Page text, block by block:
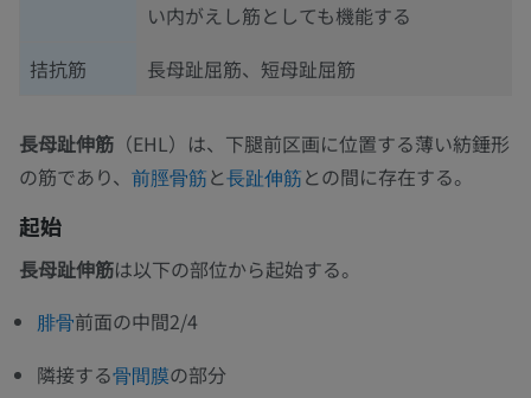
い内がえし筋としても機能する
拮抗筋
長母趾屈筋、短母趾屈筋
長母趾伸筋 （EHL）は、下腿前区画に位置する薄い紡錘形
の筋であり、 前脛骨筋と長趾伸筋との間に存在する。
起始
長母趾伸筋は以下の部位から起始する。
腓骨前面の中間2/4
隣接する骨間膜の部分